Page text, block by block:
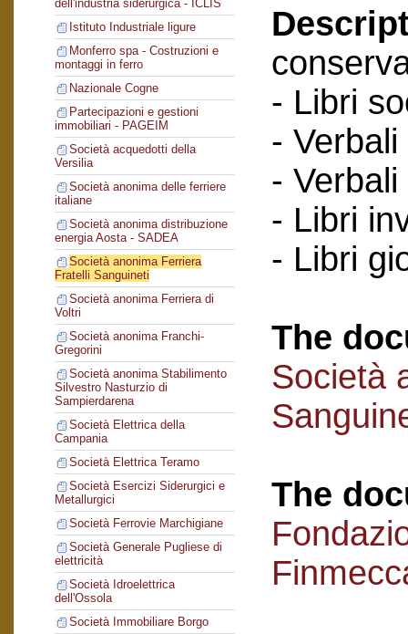
dell'industria siderurgica - ICLIS
Istituto Industriale ligure
Monferro spa - Costruzioni e
montaggi in ferro
Nazionale Cogne
Partecipazioni e gestioni
immobiliari - PAGEIM
Società acquedotti della
Versilia
Società anonima delle ferriere
italiane
Società anonima distribuzione
energia Aosta - SADEA
Società anonima Ferriera
Fratelli Sanguineti
Società anonima Ferriera di
Voltri
Società anonima Franchi-
Gregorini
Società anonima Stabilimento
Silvestro Nasturzio di
Sampierdarena
Società Elettrica della
Campania
Società Elettrica Teramo
Società Esercizi Siderurgici e
Metallurgici
Società Ferrovie Marchigiane
Società Generale Pugliese di
elettricità
Società Idroelettrica
dell'Ossola
Società Immobiliare Borgo
- Libri
-
-
- Libri
- Libri
The
Società
The